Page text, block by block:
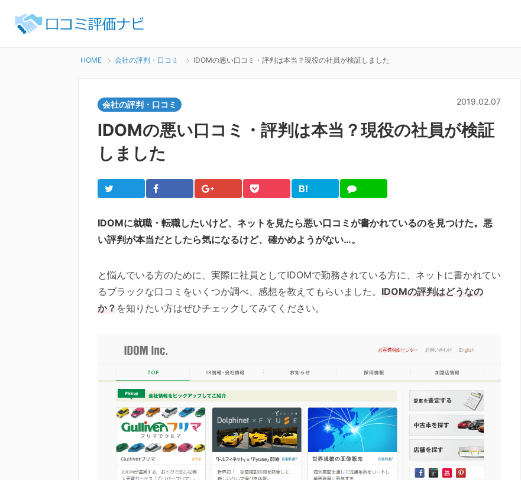
HOME 会社の評判・口コミ IDOMの悪い口コミ・評判は本当？現役の社員が検証しました
会社の評判・口コミ 2019.02.07
IDOMの悪い口コミ・評判は本当？現役の社員が検証
しました
Twitter Facebook Google+ Pocket
B!
は
ブ
LINE
IDOMに就職・転職したいけど、ネットを見たら悪い口コミが書かれているのを見つけた。悪
い評判が本当だとしたら気になるけど、確かめようがない…。
と悩んでいる方のために、実際に社員としてIDOMで勤務されている方に、ネットに書かれてい
るブラックな口コミをいくつか調べ、感想を教えてもらいました。 IDOMの評判はどうなの
か？ を知りたい方はぜひチェックしてみてください。